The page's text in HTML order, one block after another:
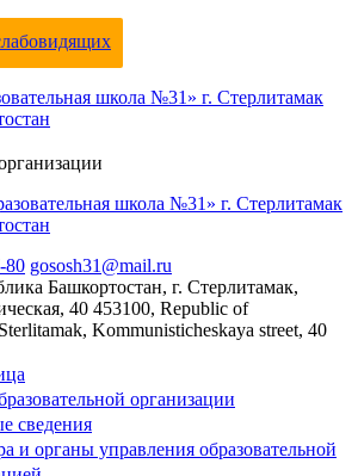
школа №31» г. Стерлитамак
80 gososh31@mail.ru
Башкортостан, г. Стерлитамак,
40 453100, Republic of
Kommunisticheskaya street, 40
организации
сведения
и органы управления образовательной